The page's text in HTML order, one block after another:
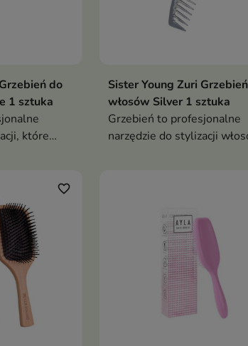
do
1 sztuka
które
Sister Young Zuri
włosów Silver 1 sztuka
Grzebień to profesjonalne
narzędzie do stylizacji
favorite_border